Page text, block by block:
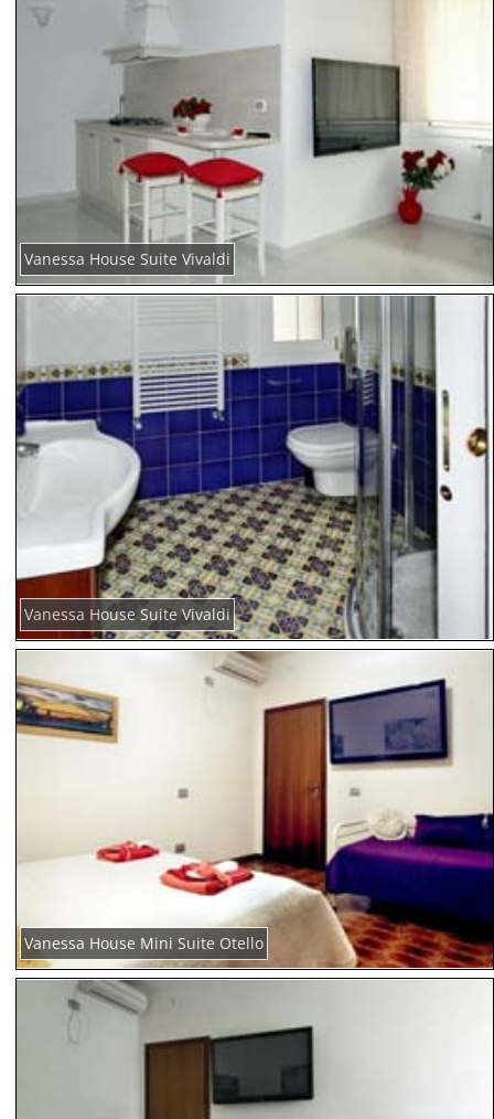
Vanessa House Suite Vivaldi
Vanessa House Suite Vivaldi
Vanessa House Mini Suite Otello